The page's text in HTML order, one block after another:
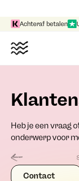
Achteraf betalen
Heb je een vraag
onderwerp voor
Contact